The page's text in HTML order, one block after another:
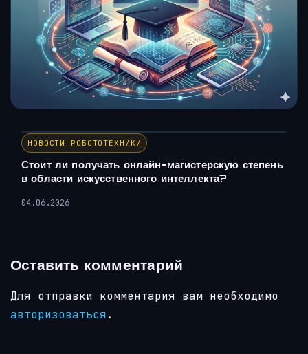
НОВОСТИ РОБОТОТЕХНИКИ
Стоит ли получать онлайн-магистерскую степень
в области искусственного интеллекта?
04.06.2026
Оставить комментарий
Для отправки комментария вам необходимо
авторизоваться.